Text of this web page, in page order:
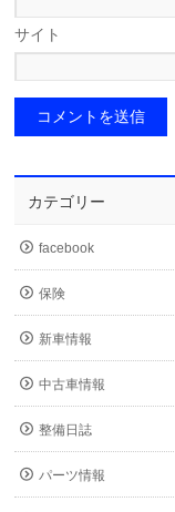
サイト
カテゴリー
facebook
保険
新車情報
中古車情報
整備日誌
パーツ情報